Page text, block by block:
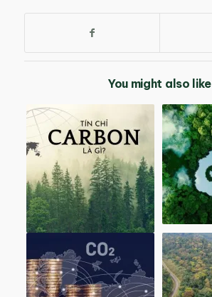
You might also like